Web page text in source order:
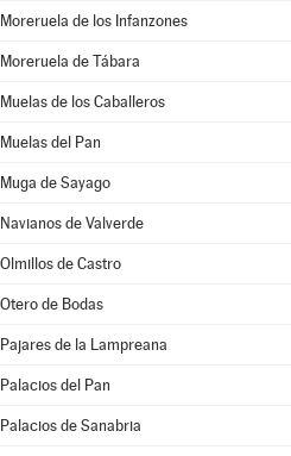
Moreruela de los Infanzones
Moreruela de Tábara
Muelas de los Caballeros
Muelas del Pan
Muga de Sayago
Navianos de Valverde
Olmillos de Castro
Otero de Bodas
Pajares de la Lampreana
Palacios del Pan
Palacios de Sanabria